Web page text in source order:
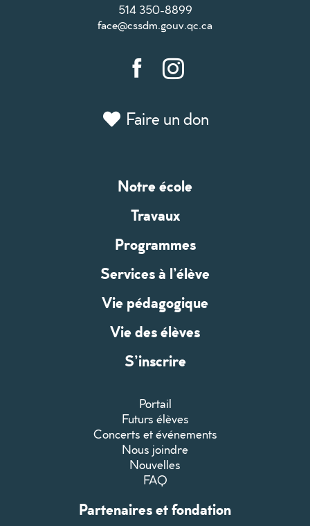
514 350-8899
face@cssdm.gouv.qc.ca
Faire un don
Notre école
Travaux
Programmes
Services à l’élève
Vie pédagogique
Vie des élèves
S’inscrire
Portail
Futurs élèves
Concerts et événements
Nous joindre
Nouvelles
FAQ
Partenaires et fondation